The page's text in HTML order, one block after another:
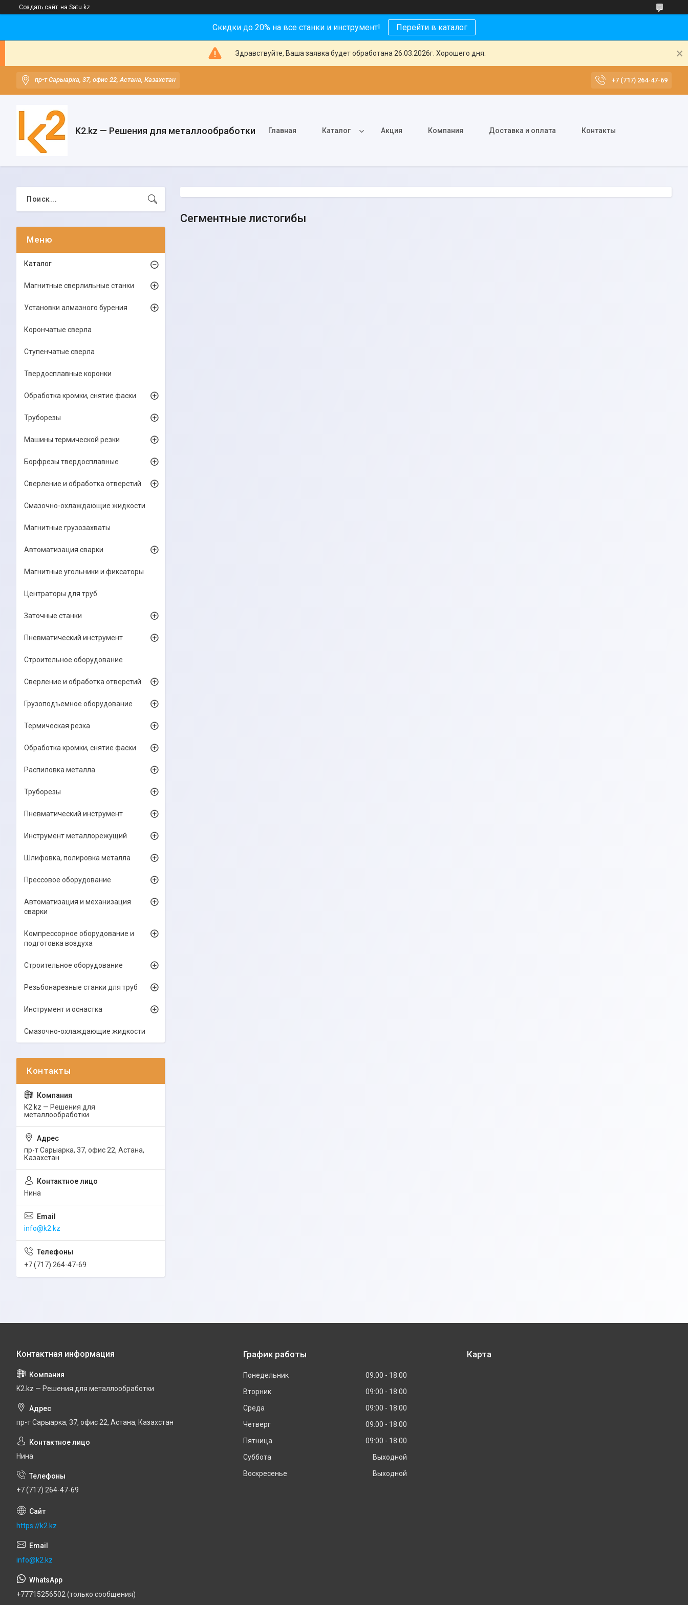
Создать сайт на Satu.kz
Скидки до 20% на все станки и инструмент! Перейти в каталог
Здравствуйте, Ваша заявка будет обработана 26.03.2026г. Хорошего дня.
пр-т Сарыарка, 37, офис 22, Астана, Казахстан +7 (717) 264-47-69
K2.kz — Решения для металлообработки Главная Каталог Акция Компания Доставка и оплата Контакты
Сегментные листогибы
Каталог
Магнитные сверлильные станки
Установки алмазного бурения
Корончатые сверла
Ступенчатые сверла
Твердосплавные коронки
Обработка кромки, снятие фаски
Труборезы
Машины термической резки
Борфрезы твердосплавные
Сверление и обработка отверстий
Смазочно-охлаждающие жидкости
Магнитные грузозахваты
Автоматизация сварки
Магнитные угольники и фиксаторы
Центраторы для труб
Заточные станки
Пневматический инструмент
Строительное оборудование
Сверление и обработка отверстий
Грузоподъемное оборудование
Термическая резка
Обработка кромки, снятие фаски
Распиловка металла
Труборезы
Пневматический инструмент
Инструмент металлорежущий
Шлифовка, полировка металла
Прессовое оборудование
Автоматизация и механизация
сварки
Компрессорное оборудование и
подготовка воздуха
Строительное оборудование
Резьбонарезные станки для труб
Инструмент и оснастка
Смазочно-охлаждающие жидкости
K2.kz — Решения для
металлообработки
пр-т Сарыарка, 37, офис 22, Астана,
Казахстан
Нина
info@k2.kz
+7 (717) 264-47-69
K2.kz — Решения для металлообработки
пр-т Сарыарка, 37, офис 22, Астана, Казахстан
Нина
+7 (717) 264-47-69
https://k2.kz
info@k2.kz
+77715256502 (только сообщения)
График работы
Понедельник 09:00
18:00
Вторник
09:00
18:00
Среда
09:00
18:00
Четверг
09:00
18:00
Пятница
09:00
18:00
Суббота
Выходной
Воскресенье
Выходной
Карта